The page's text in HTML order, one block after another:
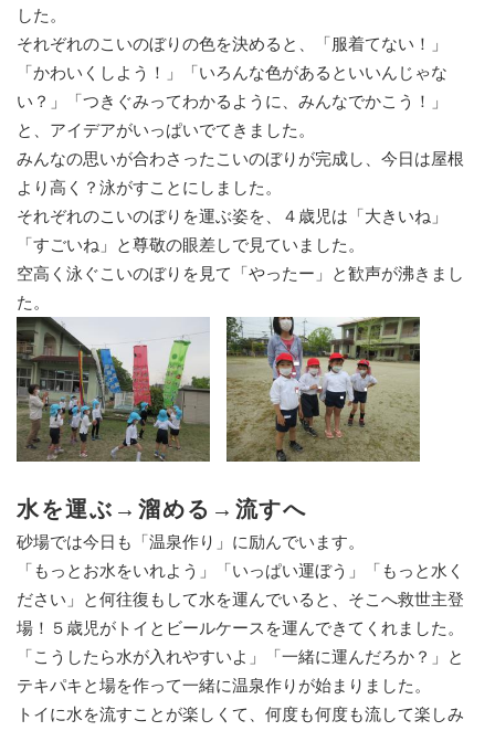
した。
それぞれのこいのぼりの色を決めると、「服着てない！」
「かわいくしよう！」「いろんな色があるといいんじゃな
い？」「つきぐみってわかるように、みんなでかこう！」
と、アイデアがいっぱいでてきました。
みんなの思いが合わさったこいのぼりが完成し、今日は屋根
より高く？泳がすことにしました。
それぞれのこいのぼりを運ぶ姿を、４歳児は「大きいね」
「すごいね」と尊敬の眼差しで見ていました。
空高く泳ぐこいのぼりを見て「やったー」と歓声が沸きまし
た。
水を運ぶ→溜める→流すへ
砂場では今日も「温泉作り」に励んでいます。
「もっとお水をいれよう」「いっぱい運ぼう」「もっと水く
ださい」と何往復もして水を運んでいると、そこへ救世主登
場！５歳児がトイとビールケースを運んできてくれました。
「こうしたら水が入れやすいよ」「一緒に運んだろか？」と
テキパキと場を作って一緒に温泉作りが始まりました。
トイに水を流すことが楽しくて、何度も何度も流して楽しみ